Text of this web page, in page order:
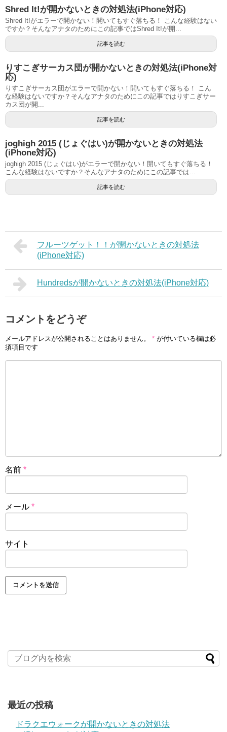
Shred It!が開かないときの対処法(iPhone対応)
Shred It!がエラーで開かない！開いてもすぐ落ちる！ こんな経験はない
ですか？そんなアナタのためにこの記事ではShred It!が開...
記事を読む
りすこぎサーカス団が開かないときの対処法(iPhone対
応)
りすこぎサーカス団がエラーで開かない！開いてもすぐ落ちる！ こん
な経験はないですか？そんなアナタのためにこの記事ではりすこぎサー
カス団が開...
記事を読む
joghigh 2015 (じょぐはい)が開かないときの対処法
(iPhone対応)
joghigh 2015 (じょぐはい)がエラーで開かない！開いてもすぐ落ちる！
こんな経験はないですか？そんなアナタのためにこの記事では...
記事を読む
フルーツゲット！！が開かないときの対処法
(iPhone対応)
Hundredsが開かないときの対処法(iPhone対応)
コメントをどうぞ
メールアドレスが公開されることはありません。 * が付いている欄は必
須項目です
名前 *
メール *
サイト
最近の投稿
ドラクエウォークが開かないときの対処法